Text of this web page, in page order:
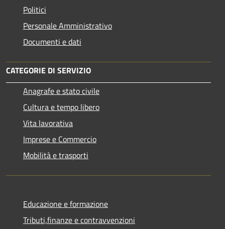
Politici
Personale Amministrativo
Documenti e dati
CATEGORIE DI SERVIZIO
Anagrafe e stato civile
Cultura e tempo libero
Vita lavorativa
Imprese e Commercio
Mobilità e trasporti
Educazione e formazione
Tributi,finanze e contravvenzioni